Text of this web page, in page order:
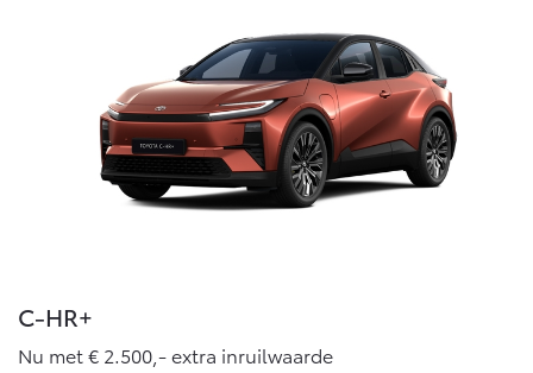
C-HR+
Nu met € 2.500,- extra inruilwaarde